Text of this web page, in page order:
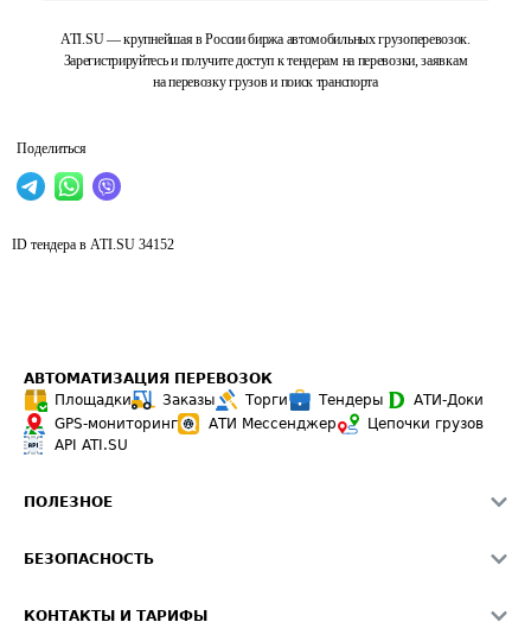
ATI.SU — крупнейшая в России биржа автомобильных грузоперевозок.
Зарегистрируйтесь и получите доступ к тендерам на перевозки, заявкам
на перевозку грузов и поиск транспорта
Поделиться
ID тендера в ATI.SU 34152
АВТОМАТИЗАЦИЯ ПЕРЕВОЗОК
Площадки
Заказы Торги Тендеры
АТИ-Доки
GPS-мониторинг
АТИ Мессенджер
Цепочки грузов
API ATI.SU
ПОЛЕЗНОЕ
Звезды ATI.SU на вашем сайте
БЕЗОПАСНОСТЬ
КОНТАКТЫ И ТАРИФЫ